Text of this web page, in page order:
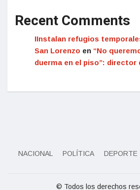
Recent Comments
IInstalan refugios
San Lorenzo en “No
duerma en el piso”: director
NACIONAL POLÍTICA DEPORTE
© Todos los derechos